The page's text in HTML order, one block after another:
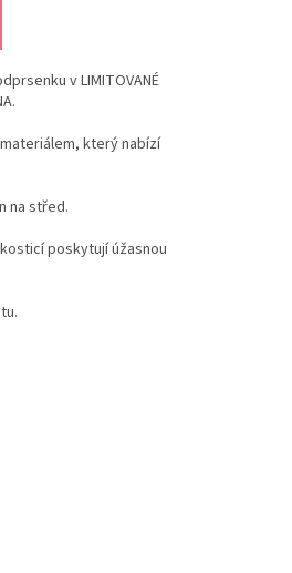
v LIMITOVANÉ
který nabízí
na střed.
poskytují úžasnou